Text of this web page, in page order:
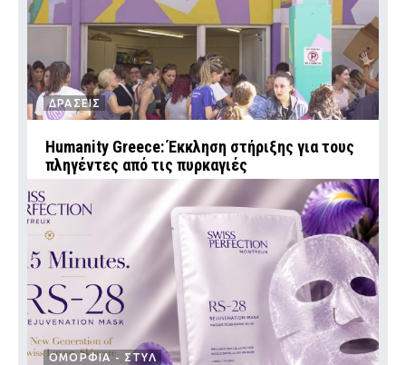
ΔΡΑΣΕΙΣ
Humanity Greece: Έκκληση στήριξης για τους
πληγέντες από τις πυρκαγιές
ΟΜΟΡΦΙΑ - ΣΤΥΛ